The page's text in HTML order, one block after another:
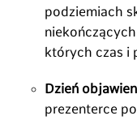
podziemiach
których czas i
Dzień
prezenterce